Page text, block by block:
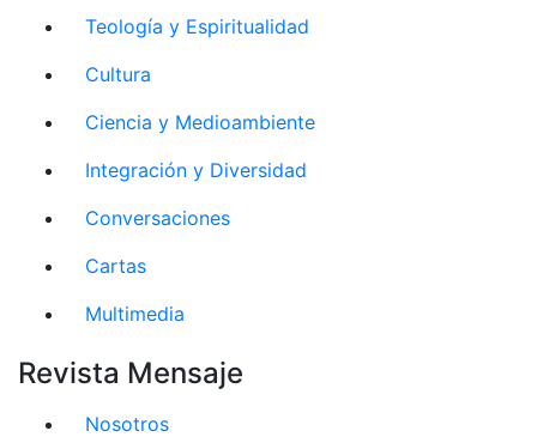
Teología y Espiritualidad
Cultura
Ciencia y Medioambiente
Integración y Diversidad
Conversaciones
Cartas
Multimedia
Revista Mensaje
Nosotros